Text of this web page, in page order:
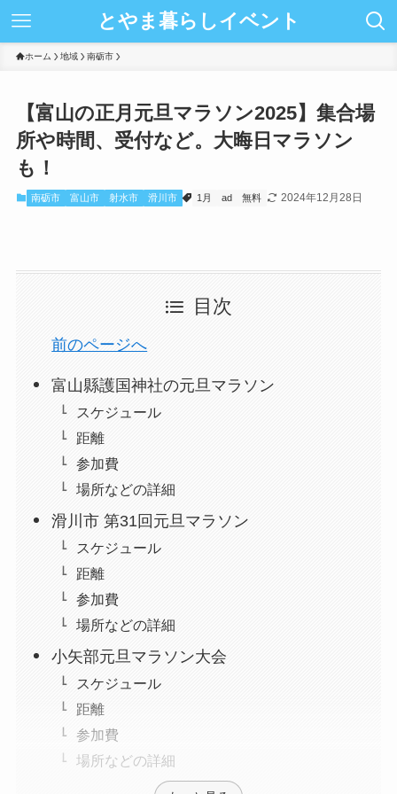
とやま暮らしイベント
ホーム 地域 南砺市
【富山の正月元旦マラソン2025】集合場
所や時間、受付など。大晦日マラソン
も！
南砺市 富山市 射水市 滑川市 1月 ad 無料 2024年12月28日
目次
前のページへ
富山縣護国神社の元旦マラソン
スケジュール
距離
参加費
場所などの詳細
滑川市 第31回元旦マラソン
スケジュール
距離
参加費
場所などの詳細
小矢部元旦マラソン大会
スケジュール
距離
参加費
場所などの詳細